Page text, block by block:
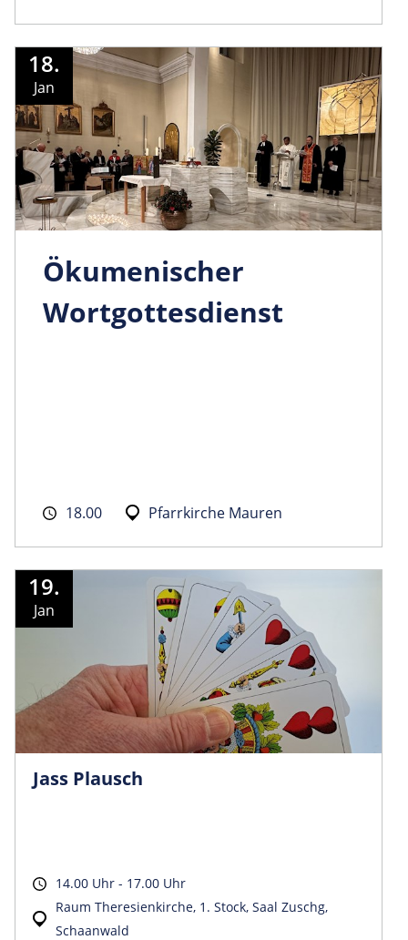
18.
Jan
Ökumenischer
Wortgottesdienst
18.00 Pfarrkirche Mauren
19.
Jan
Jass Plausch
14.00 Uhr - 17.00 Uhr
Raum Theresienkirche, 1. Stock, Saal Zuschg,
Schaanwald